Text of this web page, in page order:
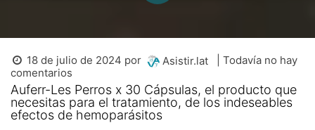
18 de julio de 2024 por Asistir.lat
| Todavía no hay
comentarios
Auferr-Les Perros x 30 Cápsulas, el producto que
necesitas para el tratamiento, de los indeseables
efectos de hemoparásitos